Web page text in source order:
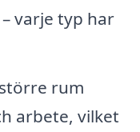
varje typ har
rum
arbete, vilket